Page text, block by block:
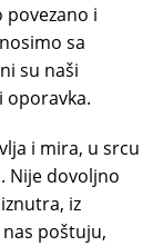
povezano i
sa
su naši
oporavka.
i mira, u srcu
Nije dovoljno
iz
poštuju,